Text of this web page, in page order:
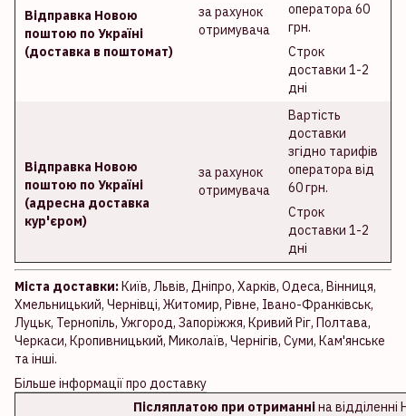
Відправка Новою
поштою по Україні
(доставка в поштомат)
за рахунок
отримувача
оператора 60
грн.
Строк
доставки 1-2
дні
Відправка Новою
поштою по Україні
(адресна доставка
кур'єром)
за рахунок
отримувача
Вартість
доставки
згідно тарифів
оператора від
60 грн.
Строк
доставки 1-2
дні
Міста доставки:Київ, Львів, Дніпро, Харків, Одеса, Вінниця,
Хмельницький, Чернівці, Житомир, Рівне, Івано-Франківськ,
Луцьк, Тернопіль, Ужгород, Запоріжжя, Кривий Ріг, Полтава,
Черкаси, Кропивницький, Миколаїв, Чернігів, Суми, Кам'янське
та інші.
Більше інформації про доставку
Післяплатою при отриманніна відділенні